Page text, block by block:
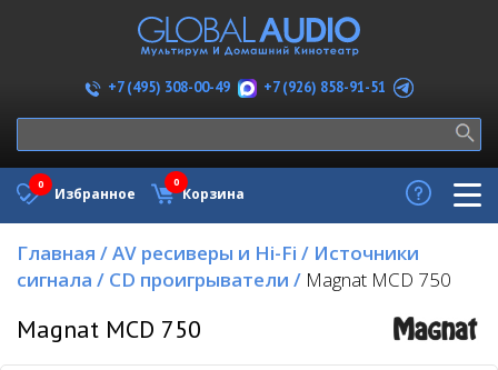
+7 (495) 308-00-49 +7 (926) 858-91-51
Избранное
0
Корзина
0
Главная /AV ресиверы и Hi-Fi / Источники
сигнала / CD проигрыватели / Magnat MCD 750
Magnat MCD 750